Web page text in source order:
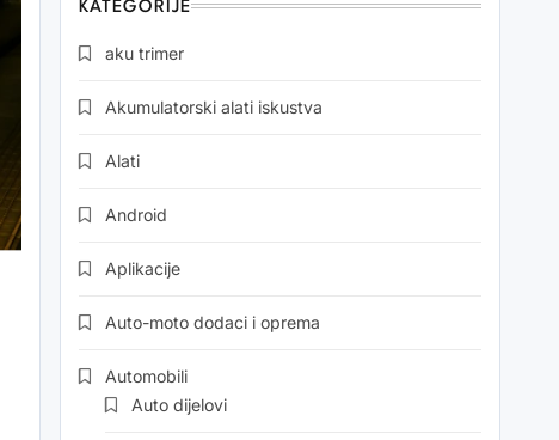
KATEGORIJE
aku trimer
Akumulatorski alati iskustva
Alati
Android
Aplikacije
Auto-moto dodaci i oprema
Automobili
Auto dijelovi